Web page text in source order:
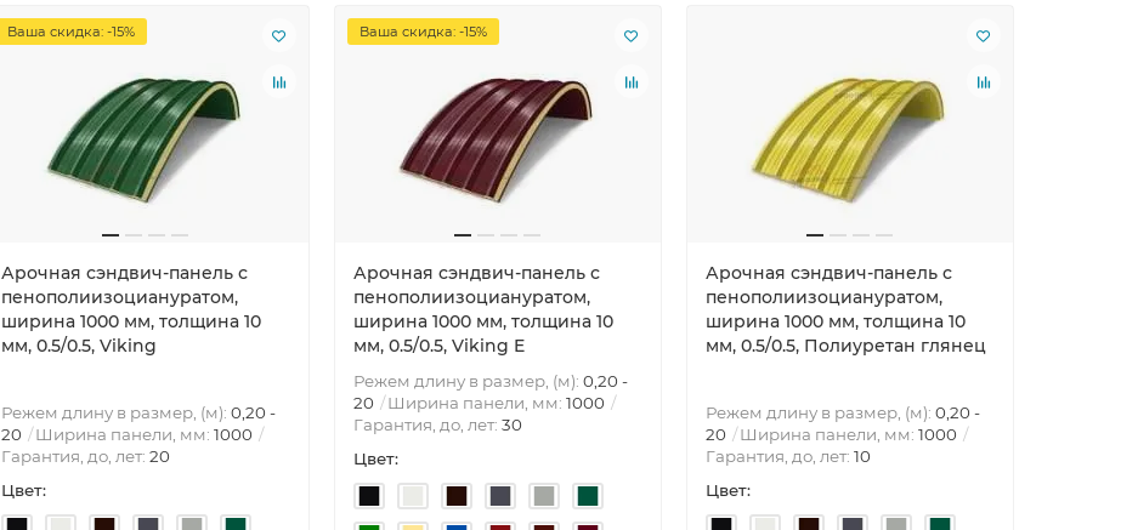
Ваша скидка: -15%
Арочная сэндвич-панель с
пенополиизоциануратом,
ширина 1000 мм, толщина 10
мм, 0.5/0.5, Viking
Режем длину в размер, (м): 0,20 -
20
Ширина панели, мм: 1000
Гарантия, до, лет: 20
Цвет:
Ваша скидка: -15%
Арочная сэндвич-панель с
пенополиизоциануратом,
ширина 1000 мм, толщина 10
мм, 0.5/0.5, Viking E
Режем длину в размер, (м): 0,20 -
20
Ширина панели, мм: 1000
Гарантия, до, лет: 30
Цвет:
Арочная сэндвич-панель с
пенополиизоциануратом,
ширина 1000 мм, толщина 10
мм, 0.5/0.5, Полиуретан глянец
Режем длину в размер, (м): 0,20 -
20
Ширина панели, мм: 1000
Гарантия, до, лет: 10
Цвет: